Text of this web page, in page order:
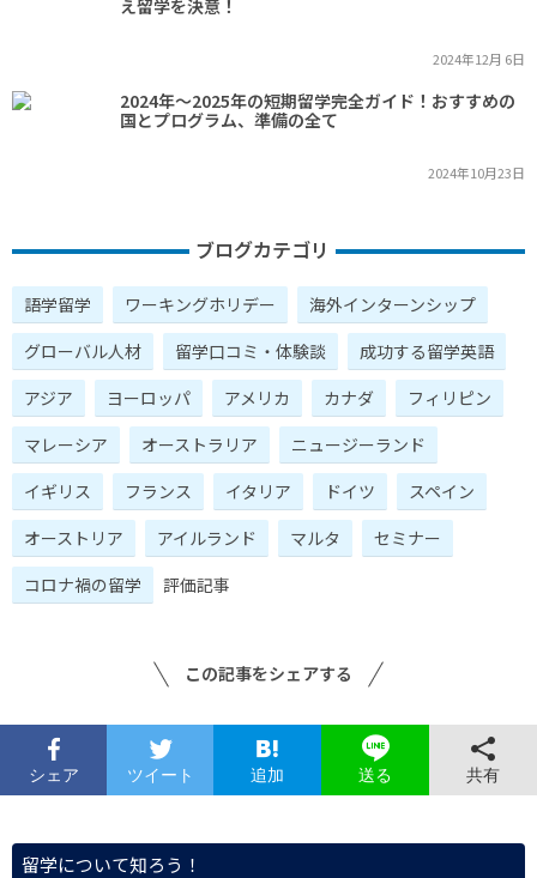
え留学を決意！
2024年12月 6日
2024年～2025年の短期留学完全ガイド！おすすめの
国とプログラム、準備の全て
2024年10月23日
ブログカテゴリ
語学留学 ワーキングホリデー
海外インターンシップ
グローバル人材
留学口コミ・体験談
成功する留学英語
アジア
ヨーロッパ アメリカ カナダ
フィリピン
マレーシア
オーストラリア
ニュージーランド
イギリス
フランス イタリア ドイツ
スペイン
オーストリア
アイルランド マルタ
セミナー
コロナ禍の留学
評価記事
この記事をシェアする
シェア ツイート 追加 送る 共有
留学について知ろう！